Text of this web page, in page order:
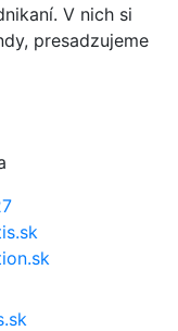
V nich si
presadzujeme